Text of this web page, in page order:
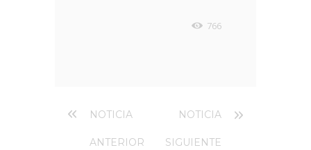
766
NOTICIA
ANTERIOR
NOTICIA
SIGUIENTE